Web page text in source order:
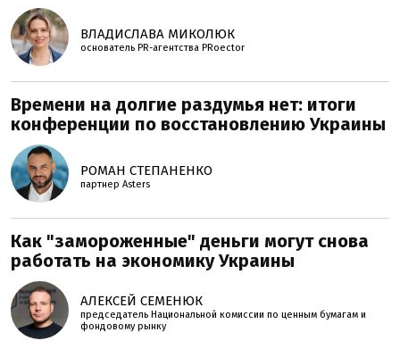
ВЛАДИСЛАВА МИКОЛЮК
основатель PR-агентства PRoector
Времени на долгие раздумья нет: итоги
конференции по восстановлению Украины
РОМАН СТЕПАНЕНКО
партнер Asters
Как "замороженные" деньги могут снова
работать на экономику Украины
АЛЕКСЕЙ СЕМЕНЮК
председатель Национальной комиссии по ценным бумагам и
фондовому рынку